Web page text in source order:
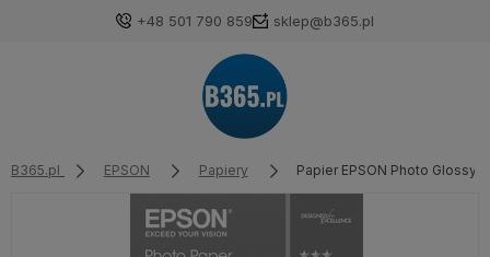
+48 501 790 859 sklep@b365.pl
B365.pl EPSON Papiery Papier EPSON Photo Glossy